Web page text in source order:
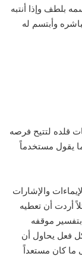
بلطف وإذا أنتبه
وأبتسم له
قلده لتتيح فرصه
يقول مستخدماً
والإشارات
أردت أن تعطيه
موقفه
فعل يحاول أن
كان مستعداً